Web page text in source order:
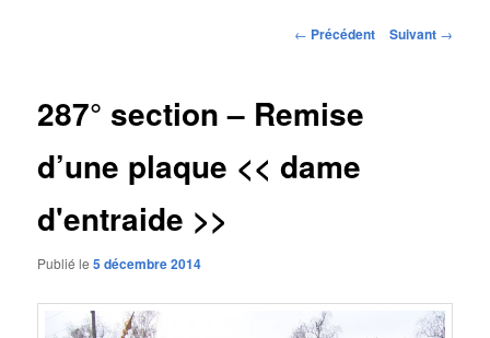
Navigation
← Précédent Suivant →
287° section – Remise
d’une plaque << dame
d'entraide >>
Publié le5 décembre 2014